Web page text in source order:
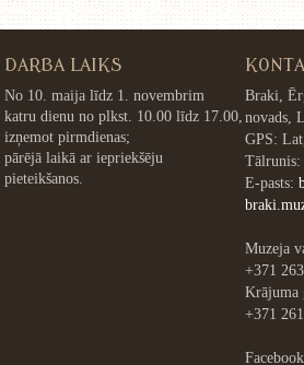
DARBA LAIKS
No 10. maija līdz 1. novembrim
katru dienu no plkst. 10.00 līdz 17.00,
izņemot pirmdienas;
pārējā laikā ar iepriekšēju
pieteikšanos.
Braki,
novads,
GPS:
Tālrunis:
E-pasts:
Muzeja
+371
Krājuma
+371